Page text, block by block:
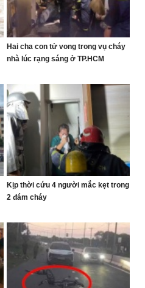
Hai cha con tử vong trong vụ cháy
nhà lúc rạng sáng ở TP.HCM
Kịp thời cứu 4 người mắc kẹt trong
2 đám cháy